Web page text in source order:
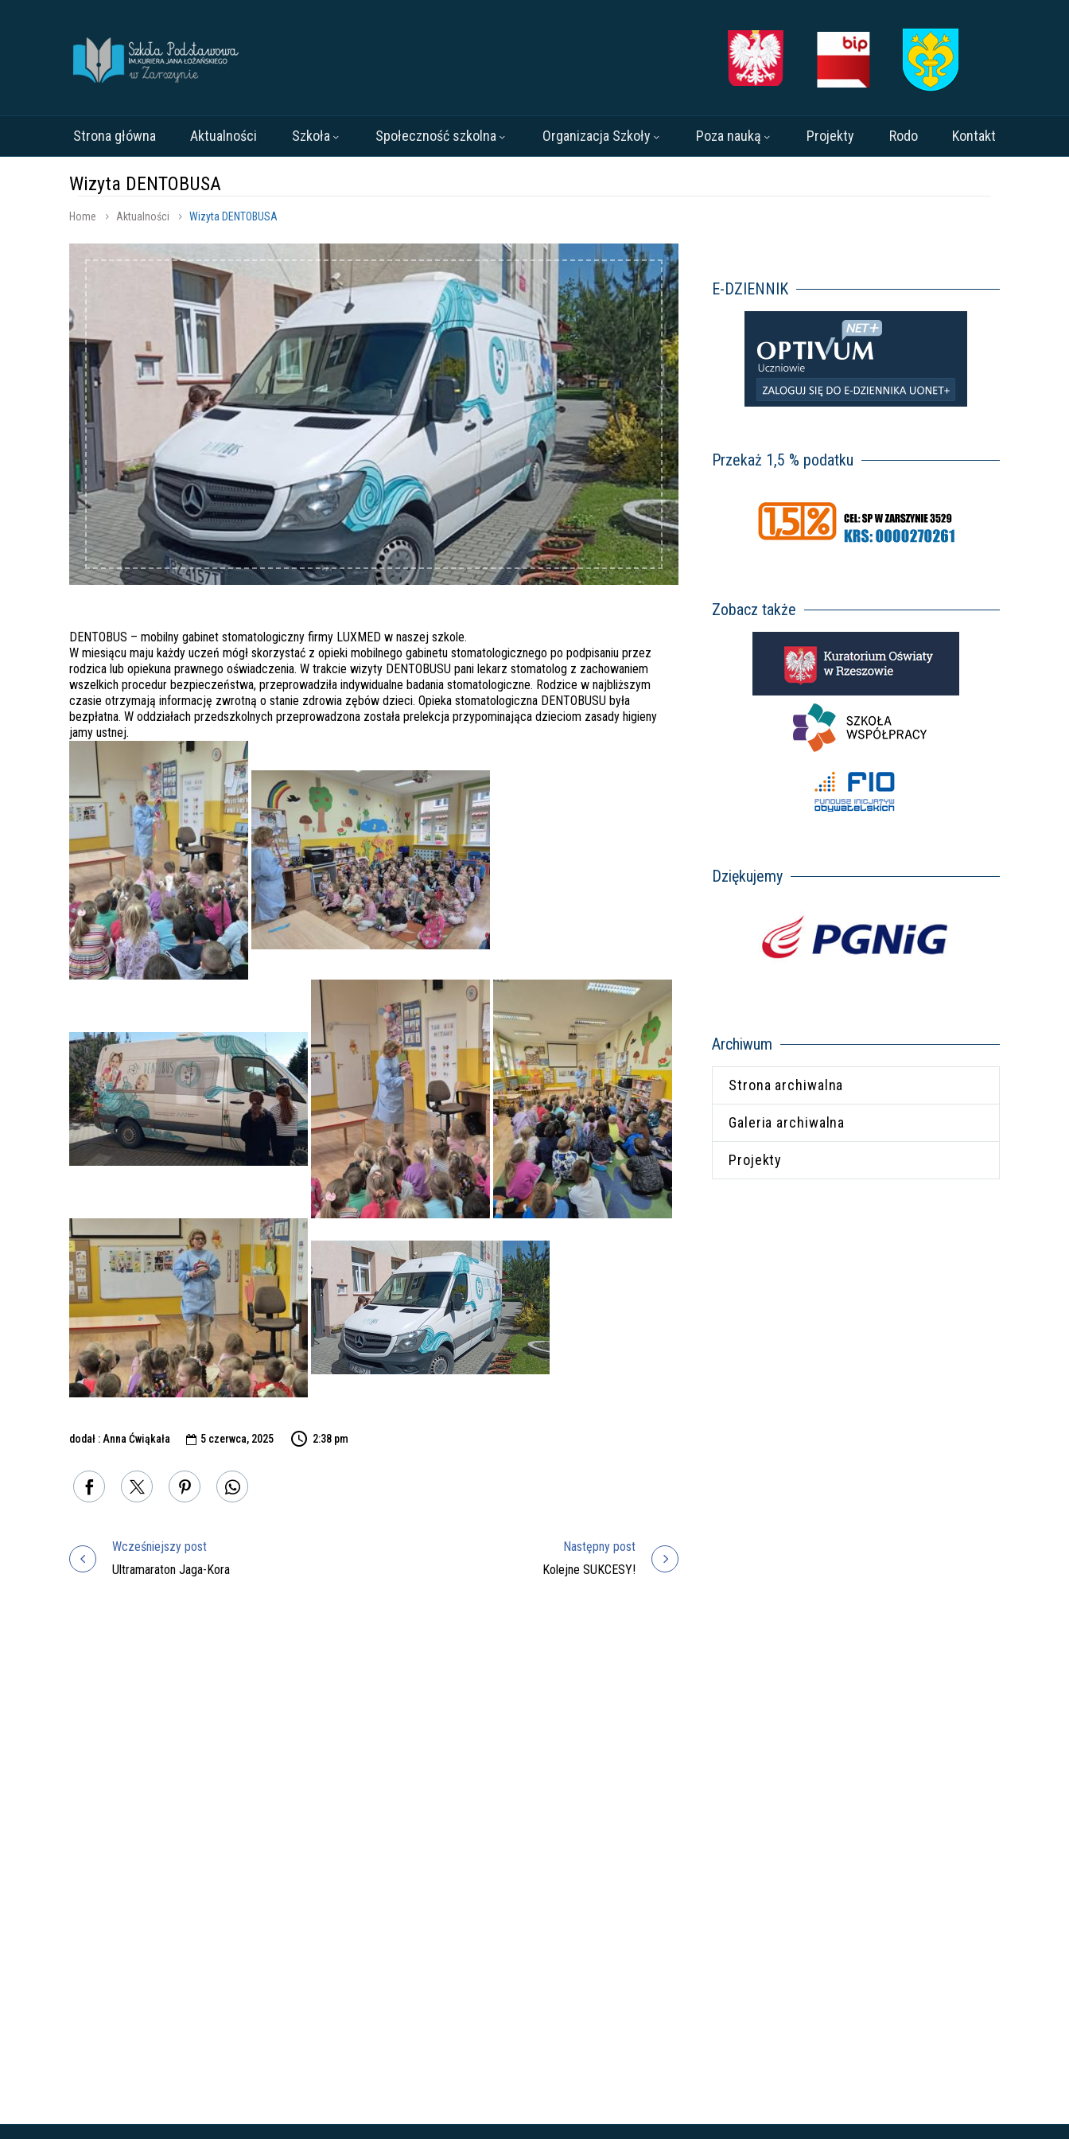
Strona główna Aktualności Szkoła Społeczność szkolna Organizacja Szkoły Poza nauką Projekty Rodo Kontakt
Wizyta DENTOBUSA
Home Aktualności Wizyta DENTOBUSA
DENTOBUS – mobilny gabinet stomatologiczny firmy LUXMED w naszej szkole.
W miesiącu maju każdy uczeń mógł skorzystać z opieki mobilnego gabinetu stomatologicznego po podpisaniu przez
rodzica lub opiekuna prawnego oświadczenia. W trakcie wizyty DENTOBUSU pani lekarz stomatolog z zachowaniem
wszelkich procedur bezpieczeństwa, przeprowadziła indywidualne badania stomatologiczne. Rodzice w najbliższym
czasie otrzymają informację zwrotną o stanie zdrowia zębów dzieci. Opieka stomatologiczna DENTOBUSU była
bezpłatna. W oddziałach przedszkolnych przeprowadzona została prelekcja przypominająca dzieciom zasady higieny
jamy ustnej.
dodał : Anna Ćwiąkała  5 czerwca, 2025 2:38 pm
Nawigacja
Wcześniejszy post
Ultramaraton Jaga-Kora
Następny post
Kolejne SUKCESY!
E-DZIENNIK
Przekaż 1,5 % podatku
Zobacz także
Dziękujemy
Archiwum
Strona archiwalna
Galeria archiwalna
Projekty